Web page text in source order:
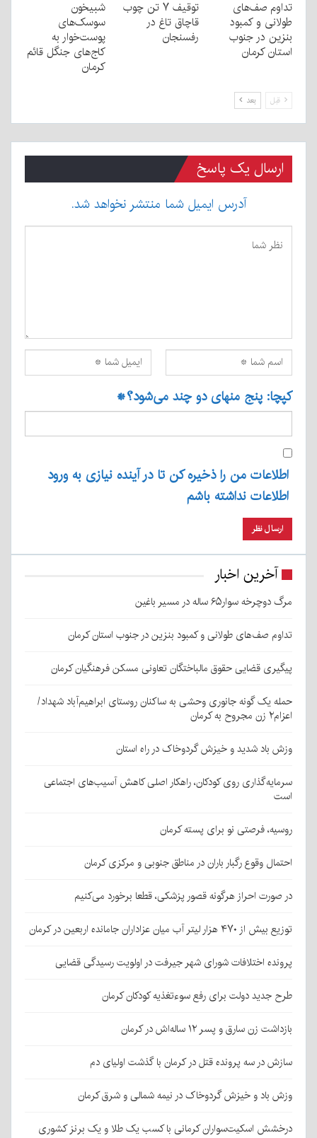
تداوم صف‌های
طولانی و کمبود
بنزین در جنوب
استان کرمان
توقیف ۷ تن چوب
قاچاق تاغ در
رفسنجان
شبیخون
سوسک‌های
پوست‌خوار به
کاج‌های جنگل قائم
کرمان
قبل بعد
ارسال یک پاسخ
آدرس ایمیل شما منتشر نخواهد شد.
کپچا: پنج منهای دو چند می‌شود؟*
اطلاعات من را ذخیره کن تا در آینده نیازی به ورود
اطلاعات نداشته باشم
آخرین اخبار
مرگ دوچرخه سوار۶۵ ساله در مسیر باغین
تداوم صف‌های طولانی و کمبود بنزین در جنوب استان کرمان
پیگیری قضایی حقوق مالباختگان تعاونی مسکن فرهنگیان کرمان
حمله یک گونه جانوری وحشی به ساکنان روستای ابراهیم‌آباد شهداد/
اعزام۲ زن مجروح به کرمان
وزش باد شدید و خیزش گردوخاک در راه استان
سرمایه‌گذاری روی کودکان، راهکار اصلی کاهش آسیب‌های اجتماعی
است
روسیه، فرصتی نو برای پسته کرمان
احتمال وقوع رگبار باران در مناطق جنوبی و مرکزی کرمان
در صورت احراز هرگونه قصور پزشکی، قطعا برخورد می‌کنیم
توزیع بیش از ۴۷۰ هزار لیتر آب میان عزاداران جامانده اربعین در کرمان
پرونده اختلافات شورای شهر جیرفت در اولویت رسیدگی قضایی
طرح جدید دولت برای رفع سوءتغذیه کودکان کرمان
بازداشت زن سارق و پسر ۱۲ ساله‌اش در کرمان
سازش در سه پرونده قتل در کرمان با گذشت اولیای دم
وزش باد و خیزش گردوخاک در نیمه شمالی و شرق کرمان
درخشش اسکیت‌سواران کرمانی با کسب یک طلا و یک برنز کشوری